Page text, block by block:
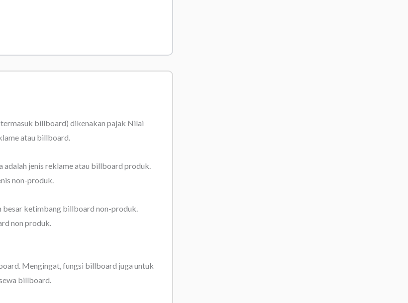
billboard) dikenakan pajak Nilai
atau billboard.
adalah jenis reklame atau billboard produk.
non-produk.
besar ketimbang billboard non-produk.
non produk.
Mengingat, fungsi billboard juga untuk
billboard.